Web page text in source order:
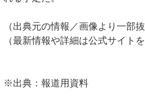
（出典元の情報／画像より一部抜
（最新情報や詳細は公式サイト
※出典：報道用資料